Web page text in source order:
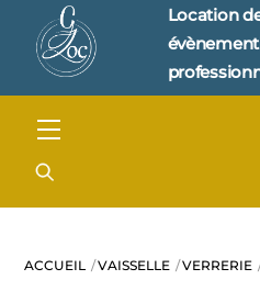
content
Location
Menu
ACCUEIL VAISSELLE VERRERIE